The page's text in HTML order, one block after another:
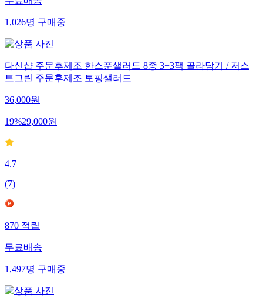
무료배송
1,026명구매중
다신샵 주문후제조 한스푼샐러드 8종 3+3팩 골라담기 / 저스
트그린 주문후제조 토핑샐러드
36,000원
19%29,000원
4.7
(7)
870적립
무료배송
1,497명구매중